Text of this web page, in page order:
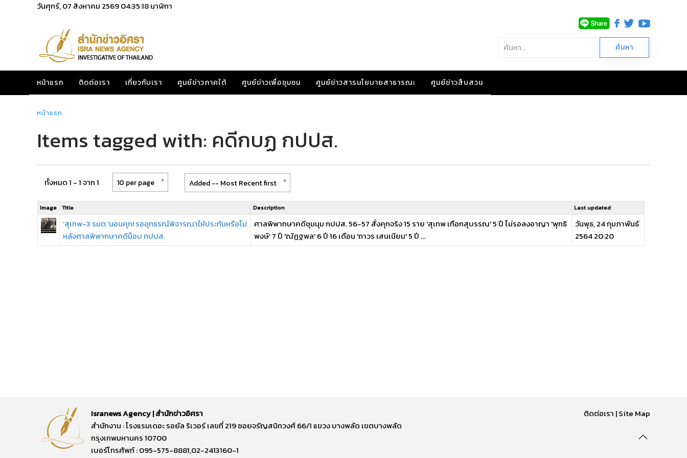
วันศุกร์, 07 สิงหาคม 256904:35:18นาฬิกา
หน้าแรก ติดต่อเรา เกี่ยวกับเรา ศูนย์ข่าวภาคใต้ ศูนย์ข่าวเพื่อชุมชน ศูนย์ข่าวสารนโยบายสาธารณะ ศูนย์ข่าวสืบสวน
หน้าแรก
Items tagged with: คดีกบฏ กปปส.
ทั้งหมด 1 - 1 จาก 1 10 per page Added -- Most Recent first
Image Title Description Last updated
'สุเทพ-3 รมต.'นอนคุก! รออุทธรณ์พิจารณาให้ประกันหรือไม่
หลังศาลพิพากษาคดีม็อบ กปปส.
ศาลพิพากษาคดีชุมนุม กปปส. 56-57 สั่งคุกจริง 15 ราย 'สุเทพ เทือกสุบรรณ' 5 ปี ไม่รอลงอาญา 'พุทธิ
พงษ์' 7 ปี 'ณัฏฐพล' 6 ปี 16 เดือน 'ถาวร เสนเนียม' 5 ปี ...
วันพุธ, 24 กุมภาพันธ์
2564 20:20
Isranews Agency | สำนักข่าวอิศรา
สำนักงาน : โรงแรมเดอะ รอยัล ริเวอร์ เลขที่ 219 ซอยจรัญสนิทวงศ์ 66/1 แขวง บางพลัด เขตบางพลัด
กรุงเทพมหานคร 10700
เบอร์โทรศัพท์ : 095-575-8881,02-2413160-1
ติดต่อเรา |Site Map